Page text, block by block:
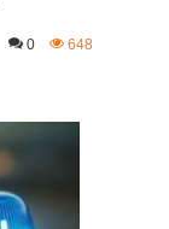
0 648